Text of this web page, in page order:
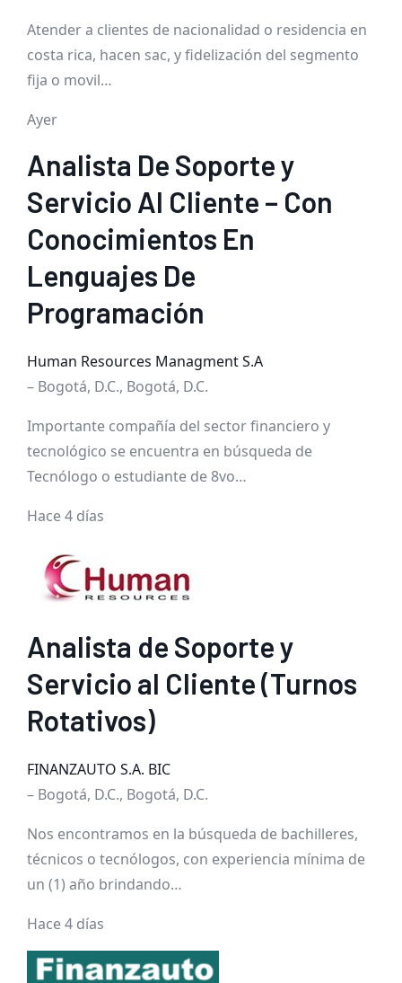
Atender a clientes de nacionalidad o residencia en
costa rica, hacen sac, y fidelización del segmento
fija o movil…
Ayer
Analista De Soporte y
Servicio Al Cliente – Con
Conocimientos En
Lenguajes De
Programación
Human Resources Managment S.A
– Bogotá, D.C., Bogotá, D.C.
Importante compañía del sector financiero y
tecnológico se encuentra en búsqueda de
Tecnólogo o estudiante de 8vo…
Hace 4 días
Analista de Soporte y
Servicio al Cliente (Turnos
Rotativos)
FINANZAUTO S.A. BIC
– Bogotá, D.C., Bogotá, D.C.
Nos encontramos en la búsqueda de bachilleres,
técnicos o tecnólogos, con experiencia mínima de
un (1) año brindando…
Hace 4 días